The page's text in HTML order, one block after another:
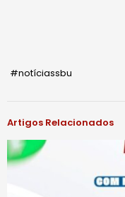
#notíciassbu
Artigos Relacionados